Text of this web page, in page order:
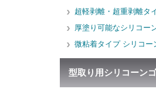
超軽剥離・超重剥離タ
厚塗り可能なシリコー
微粘着タイプ シリコー
型取り用シリコーン